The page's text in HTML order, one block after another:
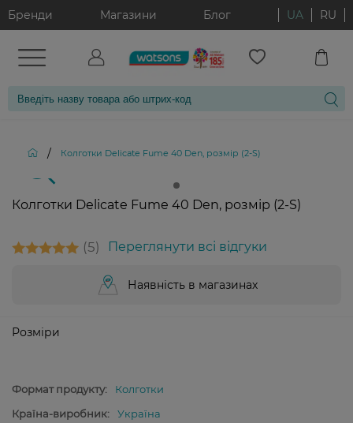
Бренди Магазини Блог UA RU
/ Колготки Delicate Fume 40 Den, розмір (2-S)
Колготки Delicate Fume 40 Den, розмір (2-S)
5 Переглянути всі відгуки
Наявність в магазинах
Розміри
Формат продукту:
Колготки
Країна-виробник:
Україна